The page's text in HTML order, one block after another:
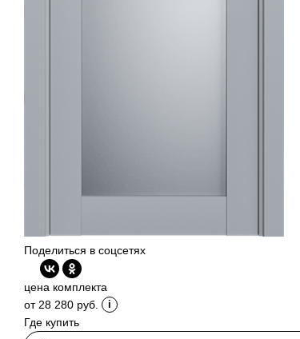
Поделиться в соцсетях
цена комплекта
от 28 280 руб.
Где купить